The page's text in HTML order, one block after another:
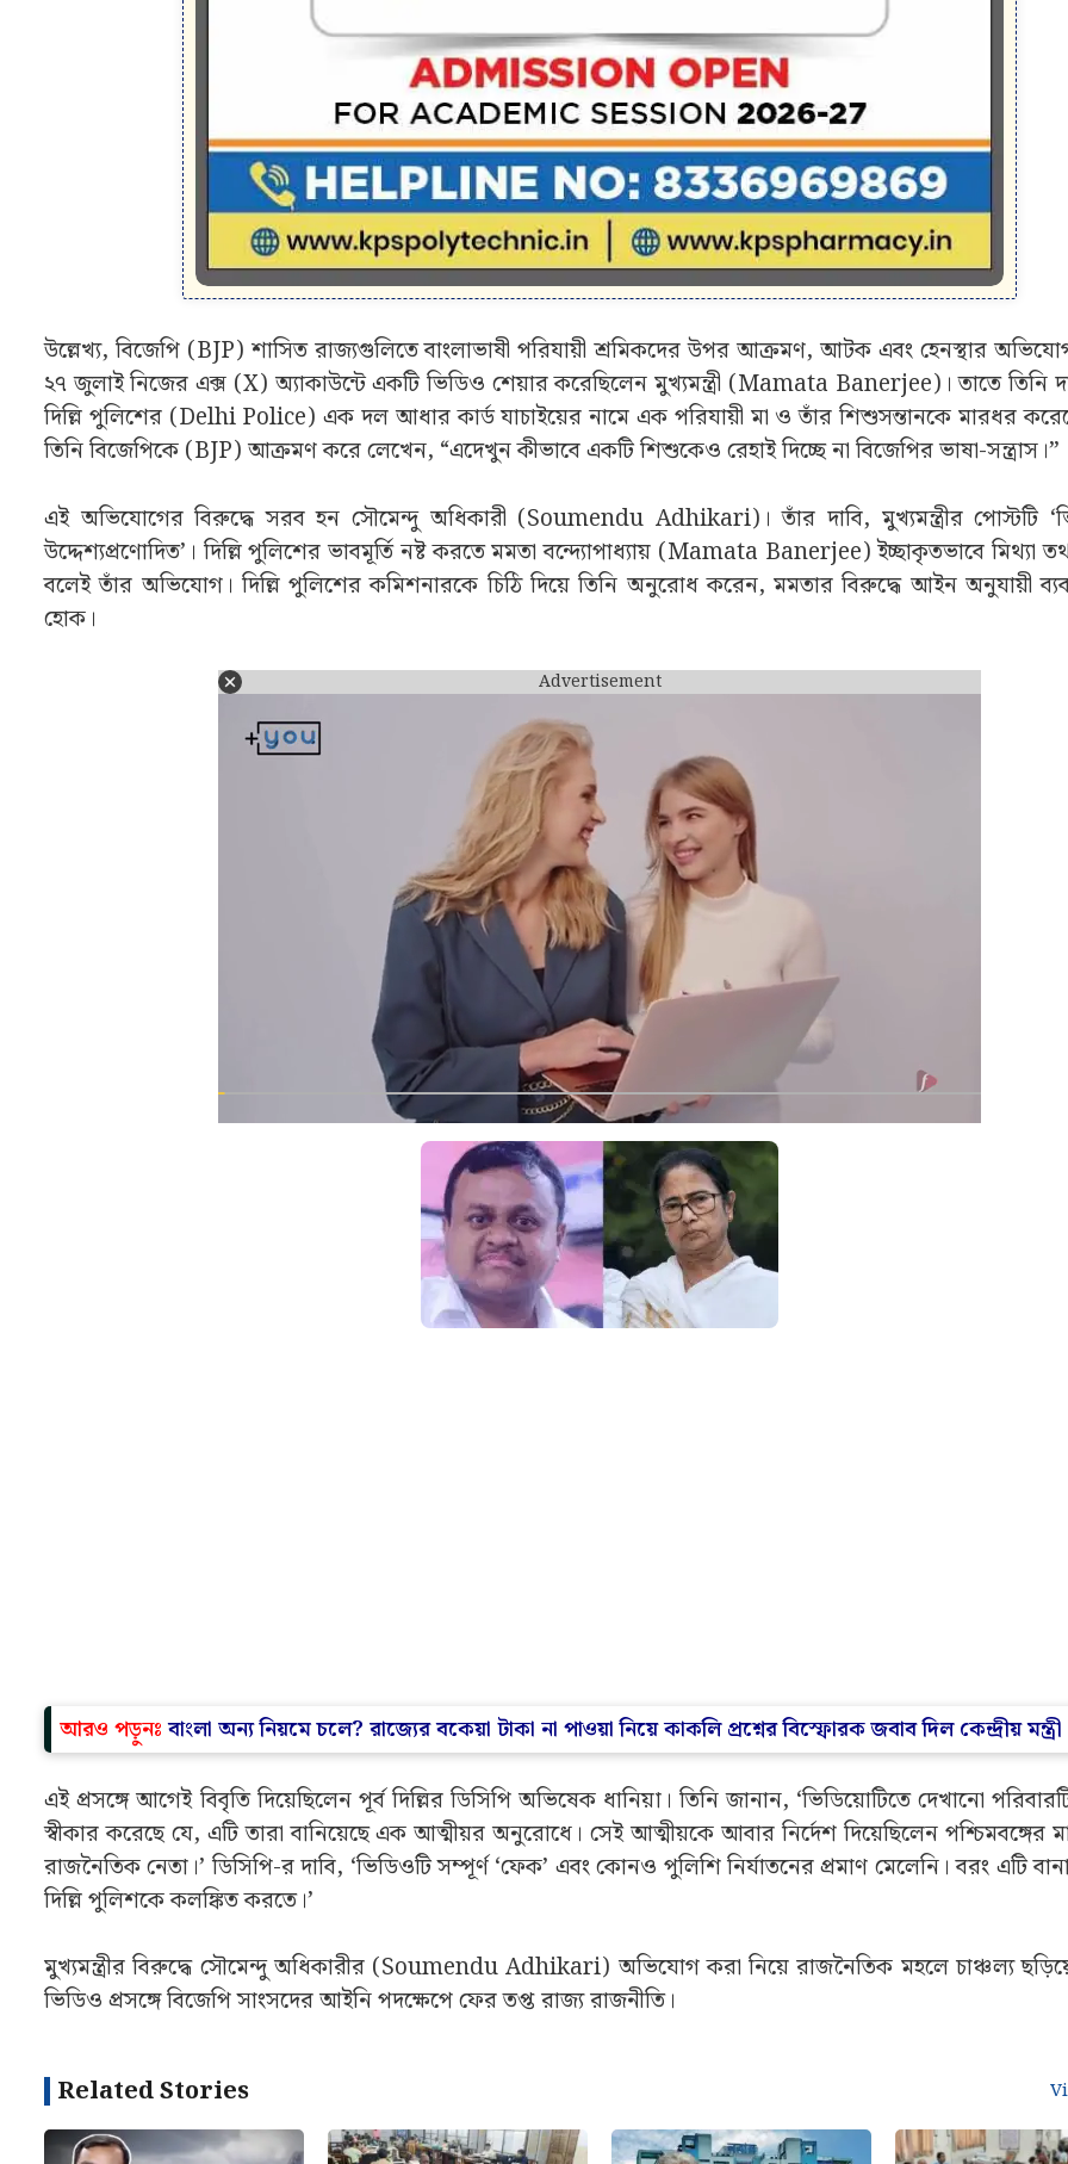
উল্লেখ্য, বিজেপি (BJP) শাসিত রাজ্যগুলিতে বাংলাভাষী পরিযায়ী শ্রমিকদের উপর আক্রমণ, আটক এবং হেনস্থার
২৭ জুলাই নিজের এক্স (X) অ্যাকাউন্টে একটি ভিডিও শেয়ার করেছিলেন মুখ্যমন্ত্রী (Mamata Banerjee)। তাতে তিনি
দিল্লি পুলিশের (Delhi Police) এক দল আধার কার্ড যাচাইয়ের নামে এক পরিযায়ী মা ও তাঁর শিশুসন্তানকে মারধর
তিনি বিজেপিকে (BJP) আক্রমণ করে লেখেন, “এদেখুন কীভাবে একটি শিশুকেও রেহাই দিচ্ছে না বিজেপির ভাষা-সন্ত্রাস।”
এই অভিযোগের বিরুদ্ধে সরব হন সৌমেন্দু অধিকারী (Soumendu Adhikari)। তাঁর দাবি, মুখ্যমন্ত্রীর পোস্টটি
উদ্দেশ্যপ্রণোদিত’। দিল্লি পুলিশের ভাবমূর্তি নষ্ট করতে মমতা বন্দ্যোপাধ্যায় (Mamata Banerjee) ইচ্ছাকৃতভাবে মিথ্যা তথ্য
বলেই তাঁর অভিযোগ। দিল্লি পুলিশের কমিশনারকে চিঠি দিয়ে তিনি অনুরোধ করেন, মমতার বিরুদ্ধে আইন অনুযায়ী
Advertisement
আরও পড়ুনঃবাংলা অন্য নিয়মে চলে? রাজ্যের বকেয়া টাকা না পাওয়া নিয়ে কাকলি প্রশ্নের বিস্ফোরক জবাব দিল কেন্দ্রীয় মন্ত্রী